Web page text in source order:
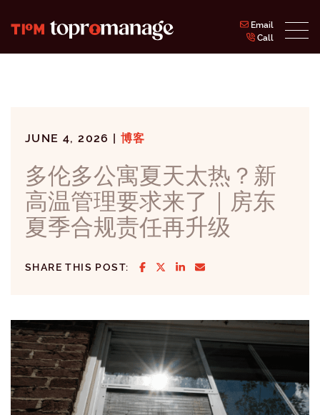
Topromanage Inc.
Email
Call
JUNE 4, 2026 | 博客
多伦多公寓夏天太热？新
高温管理要求来了｜房东
夏季合规责任再升级
SHARE THIS POST: SHARE ON FACEBOOK
SHARE ON TWITTER/X
SHARE ON LINKEDIN
SHARE VIA EMAIL